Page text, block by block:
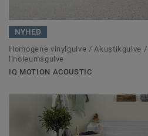
NYHED
Homogene vinylgulve / Akustikgulve
linoleumsgulve
IQ MOTION ACOUSTIC